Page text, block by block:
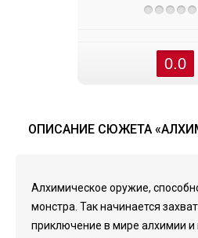
0.0
ОПИСАНИЕ СЮЖЕТА
Алхимическое оружие,
монстра. Так начинается
приключение в мире алхимии и